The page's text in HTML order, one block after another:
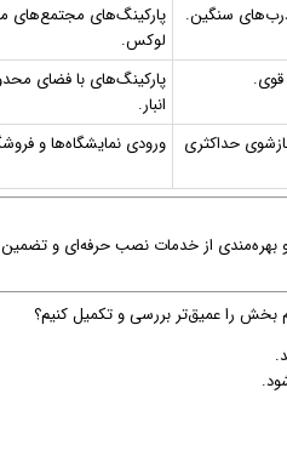
درب‌های سنگین.
پارکینگ‌های مجتمع‌های
لوکس.
پارکینگ‌های با فضای
انبار.
حداکثری
ورودی نمایشگاه‌ها و
از خدمات نصب حرفه‌ای و
بخش را عمیق‌تر بررسی و تکمیل کنیم؟